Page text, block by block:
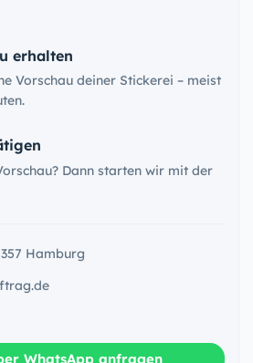
erhalten
Vorschau deiner Stickerei – meist
Dann starten wir mit der
Hamburg
WhatsApp anfragen